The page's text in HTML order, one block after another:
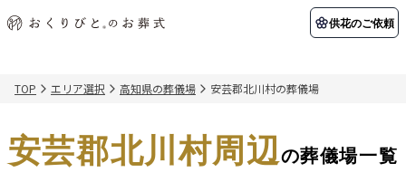
供花のご依頼
初めての方へ 納棺の儀とは？
関東エリア
ご葬儀事例 お客様の声
葬儀の知識 供花のご依頼
TOP エリア選択 高知県の葬儀場 安芸郡北川村の葬儀場
安芸郡北川村周辺の葬儀場一覧